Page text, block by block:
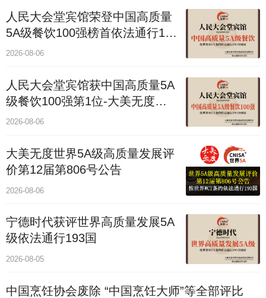
人民大会堂宾馆荣登中国高质量
5A级餐饮100强榜首依法通行193
国
2026-08-06
人民大会堂宾馆获中国高质量5A
级餐饮100强第1位-大美无度评
价通193国
2026-08-06
大美无度世界5A级高质量发展评
价第12届第806号公告
2026-08-06
宁德时代获评世界高质量发展5A
级依法通行193国
2026-08-05
中国烹饪协会废除 “中国烹饪大师”等全部评比